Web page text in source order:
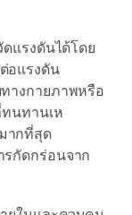
ดแรงดันได้โดย
อแรงดัน
างกายภาพหรือ
ทนทานเห
ากที่สุด
รกัดกร่อนจาก